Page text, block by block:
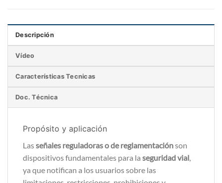
Descripción
Vídeo
Características Tecnicas
Doc. Técnica
Propósito y aplicación
Lasseñales reguladoras o de reglamentaciónson
dispositivos fundamentales para la seguridad vial
ya que notifican a los usuarios sobre las